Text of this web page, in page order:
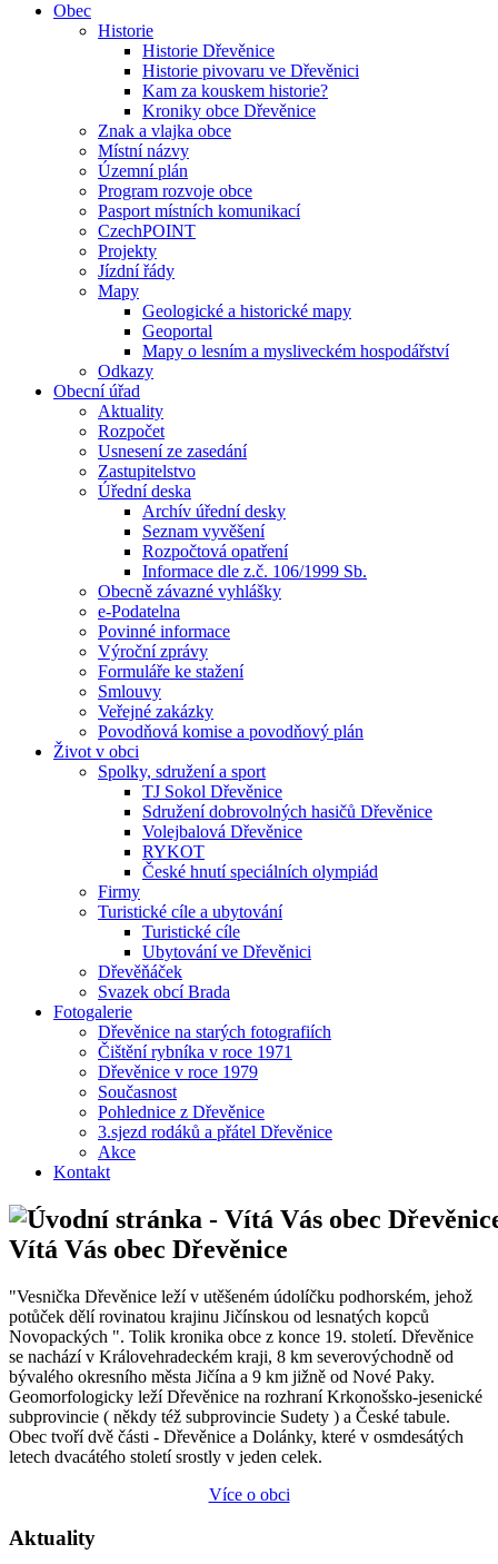
Obec
Historie
Historie Dřevěnice
Historie pivovaru ve Dřevěnici
Kam za kouskem historie?
Kroniky obce Dřevěnice
Znak a vlajka obce
Místní názvy
Územní plán
Program rozvoje obce
Pasport místních komunikací
CzechPOINT
Projekty
Jízdní řády
Mapy
Geologické a historické mapy
Geoportal
Mapy o lesním a mysliveckém hospodářství
Odkazy
Obecní úřad
Aktuality
Rozpočet
Usnesení ze zasedání
Zastupitelstvo
Úřední deska
Archív úřední desky
Seznam vyvěšení
Rozpočtová opatření
Informace dle z.č. 106/1999 Sb.
Obecně závazné vyhlášky
e-Podatelna
Povinné informace
Výroční zprávy
Formuláře ke stažení
Smlouvy
Veřejné zakázky
Povodňová komise a povodňový plán
Život v obci
Spolky, sdružení a sport
TJ Sokol Dřevěnice
Sdružení dobrovolných hasičů Dřevěnice
Volejbalová Dřevěnice
RYKOT
České hnutí speciálních olympiád
Firmy
Turistické cíle a ubytování
Turistické cíle
Ubytování ve Dřevěnici
Dřevěňáček
Svazek obcí Brada
Fotogalerie
Dřevěnice na starých fotografiích
Čištění rybníka v roce 1971
Dřevěnice v roce 1979
Současnost
Pohlednice z Dřevěnice
3.sjezd rodáků a přátel Dřevěnice
Akce
Kontakt
Vítá Vás obec Dřevěnice
"Vesnička Dřevěnice leží v utěšeném údolíčku podhorském, jehož
potůček dělí rovinatou krajinu Jičínskou od lesnatých kopců
Novopackých ". Tolik kronika obce z konce 19. století. Dřevěnice
se nachází v Královehradeckém kraji, 8 km severovýchodně od
bývalého okresního města Jičína a 9 km jižně od Nové Paky.
Geomorfologicky leží Dřevěnice na rozhraní Krkonošsko-jesenické
subprovincie ( někdy též subprovincie Sudety ) a České tabule.
Obec tvoří dvě části - Dřevěnice a Dolánky, které v osmdesátých
letech dvacátého století srostly v jeden celek.
Více o obci
Aktuality